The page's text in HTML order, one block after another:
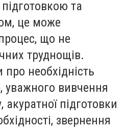
та
це може
що не
труднощів.
необхідність
уважного вивчення
підготовки
звернення